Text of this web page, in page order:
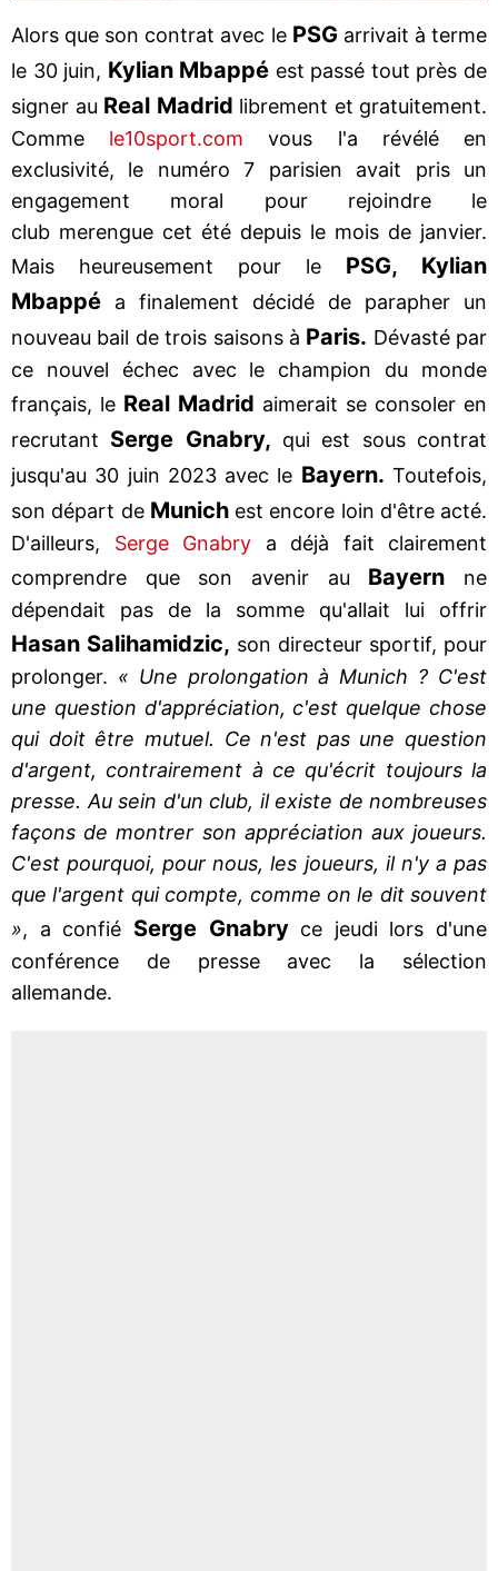
Alors que son contrat avec le PSGarrivait à terme
le 30 juin, Kylian Mbappé est passé tout près de
signer au Real Madrid librement et gratuitement.
Comme le10sport.com vous l'a révélé en
exclusivité, le numéro 7 parisien avait pris un
engagement moral pour rejoindre le
club merengue cet été depuis le mois de janvier.
Mais heureusement pour le PSG, Kylian
Mbappé a finalement décidé de parapher un
nouveau bail de trois saisons à Paris. Dévasté par
ce nouvel échec avec le champion du monde
français, le Real Madrid aimerait se consoler en
recrutant Serge Gnabry, qui est sous contrat
jusqu'au 30 juin 2023 avec le Bayern. Toutefois,
son départ de Munichest encore loin d'être acté.
D'ailleurs, Serge Gnabry a déjà fait clairement
comprendre que son avenir au Bayern ne
dépendait pas de la somme qu'allait lui offrir
Hasan Salihamidzic, son directeur sportif, pour
prolonger. « Une prolongation à Munich ? C'est
une question d'appréciation, c'est quelque chose
qui doit être mutuel. Ce n'est pas une question
d'argent, contrairement à ce qu'écrit toujours la
presse. Au sein d'un club, il existe de nombreuses
façons de montrer son appréciation aux joueurs.
C'est pourquoi, pour nous, les joueurs, il n'y a pas
que l'argent qui compte, comme on le dit souvent
», a confié Serge Gnabryce jeudi lors d'une
conférence de presse avec la sélection
allemande.